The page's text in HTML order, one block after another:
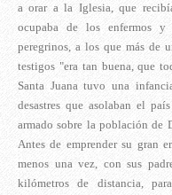
a orar a la Iglesia, que
ocupaba de los enfermos y
peregrinos, a los que más de
testigos "era tan buena, que
Santa Juana tuvo una
desastres que asolaban el
armado sobre la población de
Antes de emprender su gran
menos una vez, con sus
kilómetros de distancia,